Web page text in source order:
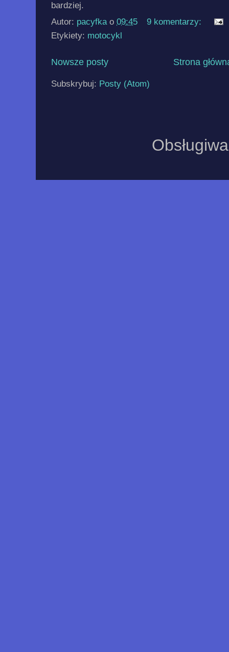
bardziej.
Autor: pacyfka o 09:45
9 komentarzy:
Etykiety: motocykl
Nowsze posty Strona
Subskrybuj: Posty (Atom)